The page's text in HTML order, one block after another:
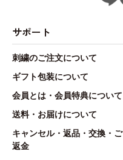
サポート
刺繍のご注文について
ギフト包装について
会員とは・会員特典について
送料・お届けについて
キャンセル・返品・交換・ご
返金